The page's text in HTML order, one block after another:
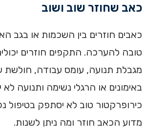
כאב שחוזר שוב ושוב
כאבים חוזרים בין השכמות או בגב
טובה להערכה. התקפים חוזרים
מגבלת תנועה, עומס עבודה, חולשת
באימונים או הרגלי נשימה ותנועה לא
כירופרקטור טוב לא יסתפק בטיפול
מדוע הכאב חוזר ומה ניתן לשנות.